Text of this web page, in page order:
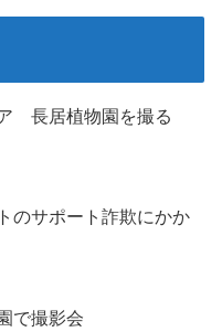
長居植物園を撮る
のサポート詐欺にかか
で撮影会